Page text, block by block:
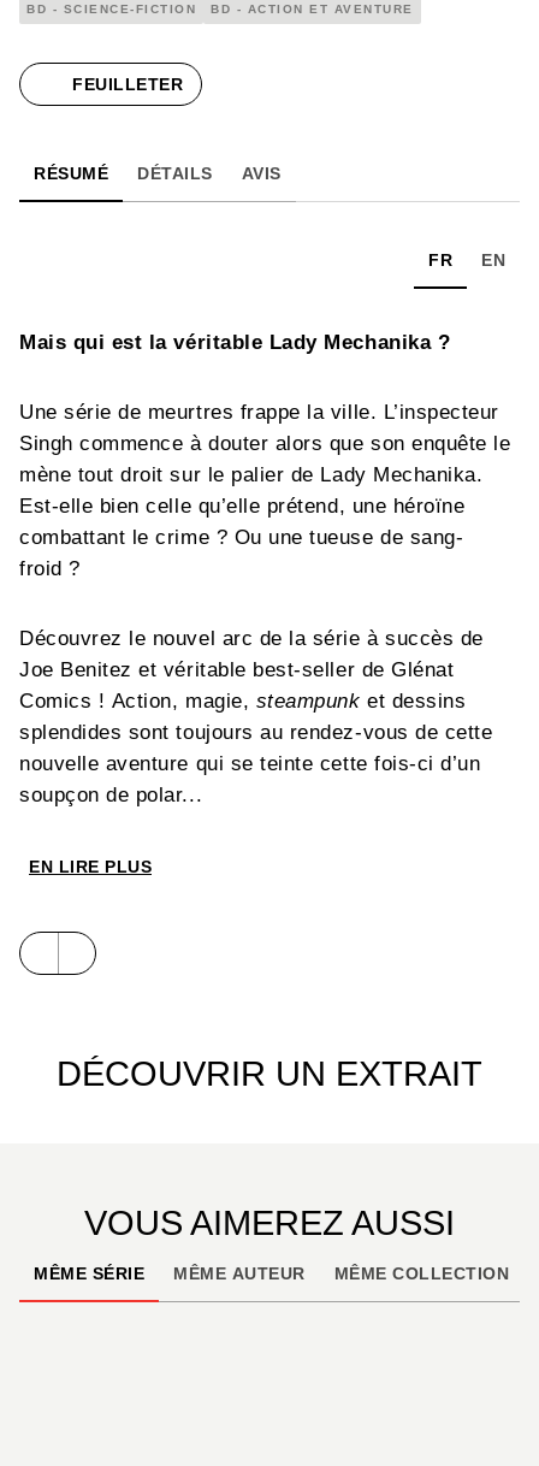
BD - SCIENCE-FICTION BD - ACTION ET AVENTURE
FEUILLETER
RÉSUMÉ DÉTAILS AVIS
FR EN
Mais qui est la véritable Lady Mechanika ?
Une série de meurtres frappe la ville. L’inspecteur
Singh commence à douter alors que son enquête le
mène tout droit sur le palier de Lady Mechanika.
Est-elle bien celle qu’elle prétend, une héroïne
combattant le crime ? Ou une tueuse de sang-
froid ?
Découvrez le nouvel arc de la série à succès de
Joe Benitez et véritable best-seller de Glénat
Comics ! Action, magie, steampunk et dessins
splendides sont toujours au rendez-vous de cette
nouvelle aventure qui se teinte cette fois-ci d’un
soupçon de polar...
EN LIRE PLUS
DÉCOUVRIR UN EXTRAIT
VOUS AIMEREZ AUSSI
MÊME SÉRIE MÊME AUTEUR MÊME COLLECTION